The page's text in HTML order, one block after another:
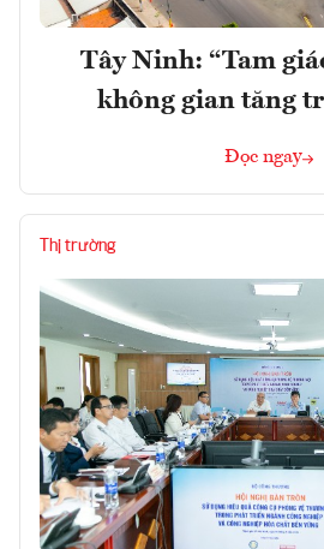
Tây Ninh: “Tam
không gian tăng
Đọc ngay
Thị trường